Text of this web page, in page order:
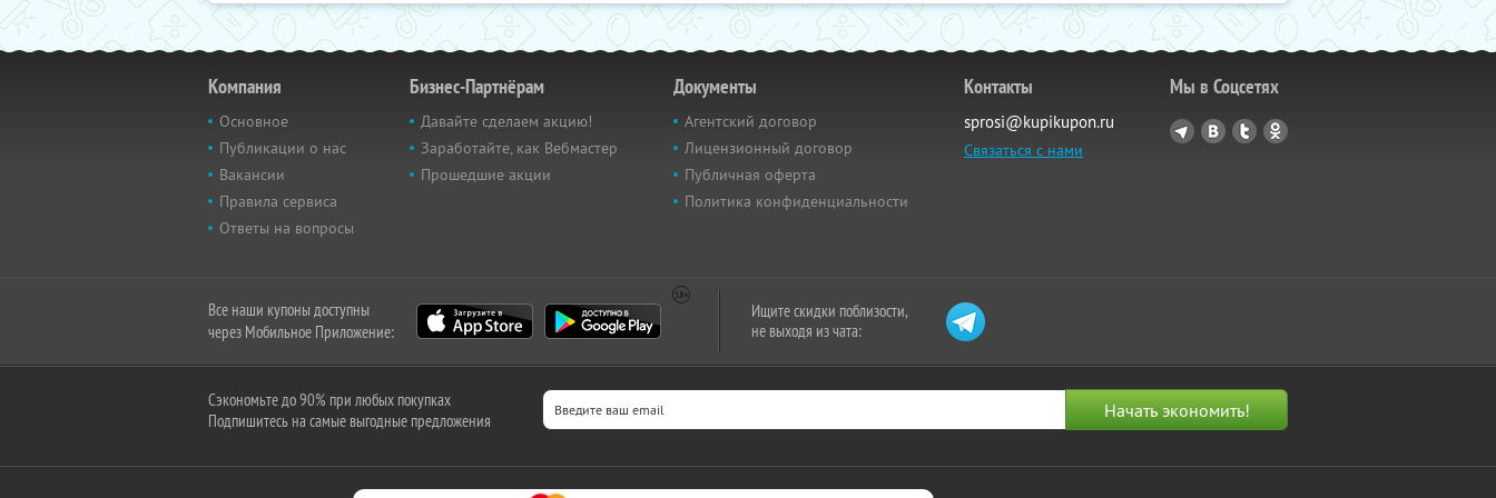
Компания
Основное
Публикации о нас
Вакансии
Правила сервиса
Ответы на вопросы
Бизнес-Партнёрам
Давайте сделаем акцию!
Заработайте, как Вебмастер
Прошедшие акции
Документы
Агентский договор
Лицензионный договор
Публичная оферта
Политика конфиденциальности
Контакты
sprosi@kupikupon.ru
Связаться с нами
Мы в Соцсетях
Все наши купоны доступны
через Мобильное Приложение:
Ищите скидки поблизости,
не выходя из чата:
Сэкономьте до 90% при любых покупках
Подпишитесь на самые выгодные предложения